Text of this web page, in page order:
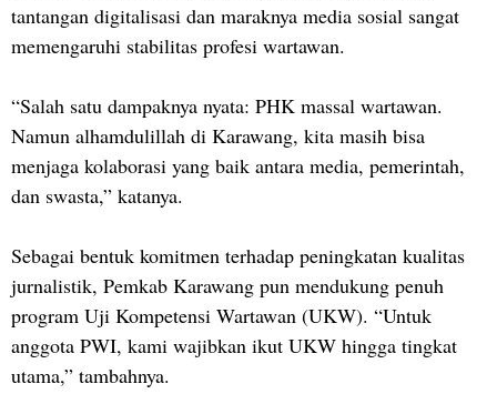
tantangan digitalisasi dan maraknya media sosial sangat
memengaruhi stabilitas profesi wartawan.
“Salah satu dampaknya nyata: PHK massal wartawan.
Namun alhamdulillah di Karawang, kita masih bisa
menjaga kolaborasi yang baik antara media, pemerintah,
dan swasta,” katanya.
Sebagai bentuk komitmen terhadap peningkatan kualitas
jurnalistik, Pemkab Karawang pun mendukung penuh
program Uji Kompetensi Wartawan (UKW). “Untuk
anggota PWI, kami wajibkan ikut UKW hingga tingkat
utama,” tambahnya.